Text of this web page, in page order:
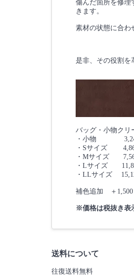
傷んだ箇所を修理
きます。
素材の状態に合わ
是非、その役割を
バッグ・小物クリ
・小物
・Sサイズ
・Mサイズ
・Lサイズ
・LLサイズ
補色追加 ＋1,500
※価格は税抜き表
送料について
往復送料無料